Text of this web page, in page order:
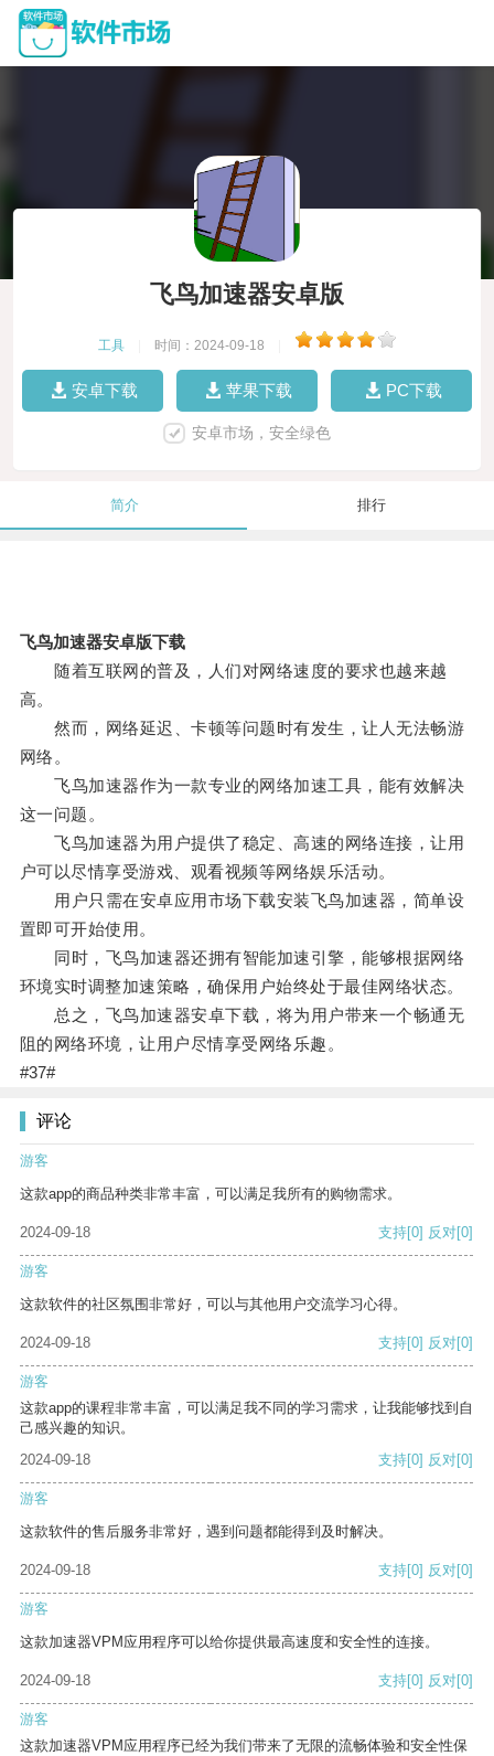
飞鸟加速器安卓版
工具 时间：2024-09-18
安卓下载 苹果下载 PC下载
安卓市场，安全绿色
简介 排行
飞鸟加速器安卓版下载
随着互联网的普及，人们对网络速度的要求也越来越
高。
然而，网络延迟、卡顿等问题时有发生，让人无法畅游
网络。
飞鸟加速器作为一款专业的网络加速工具，能有效解决
这一问题。
飞鸟加速器为用户提供了稳定、高速的网络连接，让用
户可以尽情享受游戏、观看视频等网络娱乐活动。
用户只需在安卓应用市场下载安装飞鸟加速器，简单设
置即可开始使用。
同时，飞鸟加速器还拥有智能加速引擎，能够根据网络
环境实时调整加速策略，确保用户始终处于最佳网络状态。
总之，飞鸟加速器安卓下载，将为用户带来一个畅通无
阻的网络环境，让用户尽情享受网络乐趣。
#37#
评论
游客
这款app的商品种类非常丰富，可以满足我所有的购物需求。
2024-09-18 支持[0] 反对[0]
游客
这款软件的社区氛围非常好，可以与其他用户交流学习心得。
2024-09-18 支持[0] 反对[0]
游客
这款app的课程非常丰富，可以满足我不同的学习需求，让我能够找到自
己感兴趣的知识。
2024-09-18
支持[0] 反对[0]
游客
这款软件的售后服务非常好，遇到问题都能得到及时解决。
2024-09-18 支持[0] 反对[0]
游客
这款加速器VPM应用程序可以给你提供最高速度和安全性的连接。
2024-09-18 支持[0] 反对[0]
游客
这款加速器VPM应用程序已经为我们带来了无限的流畅体验和安全性保